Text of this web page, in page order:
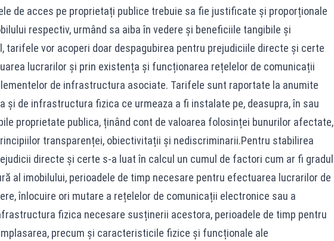
de acces pe proprietați publice trebuie sa fie justificate și proporționale
respectiv, urmând sa aiba în vedere și beneficiile tangibile și
tarifele vor acoperi doar despagubirea pentru prejudiciile directe și certe
lucrarilor și prin existența și funcționarea rețelelor de comunicații
de infrastructura asociate. Tarifele sunt raportate la anumite
și de infrastructura fizica ce urmeaza a fi instalate pe, deasupra, în sau
proprietate publica, ținând cont de valoarea folosinței bunurilor afectate,
transparenței, obiectivitații și nediscriminarii.Pentru stabilirea
directe și certe s-a luat în calcul un cumul de factori cum ar fi gradul
al imobilului, perioadele de timp necesare pentru efectuarea lucrarilor de
înlocuire ori mutare a rețelelor de comunicații electronice sau a
fizica necesare susținerii acestora, perioadele de timp pentru
precum și caracteristicile fizice și funcționale ale